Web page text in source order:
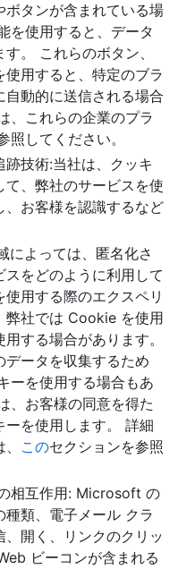
タンが含まれている場
を使用すると、データ
。 これらのボタン、
用すると、特定のブラ
自動的に送信される場合
、これらの企業のプラ
してください。
技術:当社は、クッキ
、弊社のサービスを使
、お客様を認識するなど
によっては、匿名化さ
をどのように利用して
用する際のエクスペリ
弊社では Cookie を使用
する場合があります。
データを収集するため
ーを使用する場合もあ
、お客様の同意を得た
を使用します。 詳細
このセクションを参照
相互作用: Microsoft の
類、電子メール クラ
開く、リンクのクリッ
ビーコンが含まれる